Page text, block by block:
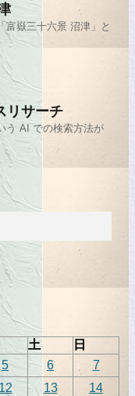
富嶽三十六景 沼津」と
リサーチ
う AI での検索方法が
土
日
5 6
7
12 13
14